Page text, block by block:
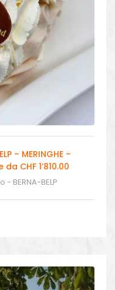
– MERINGHE –
CHF 1’810.00
BERNA-BELP